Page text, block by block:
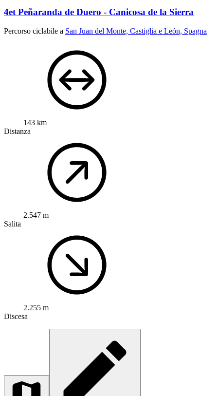
4et Peñaranda de Duero - Canicosa de la Sierra
Percorso ciclabile a San Juan del Monte, Castiglia e León, Spagna
143 km
Distanza
2.547 m
Salita
2.255 m
Discesa